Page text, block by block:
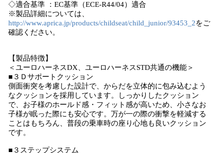
◇適合基準 ：EC基準（ECE-R44/04）適合
※製品詳細については、
http://www.aprica.jp/products/childseat/child_junior/93453_2をご
確認ください。
【製品特徴】
＜ユーロハーネスDX、ユーロハーネスSTD共通の機能＞
■３Ｄサポートクッション
側面衝突を考慮した設計で、からだを立体的に包み込むよう
なクッションを採用しています。しっかりしたクッション
で、お子様のホールド感・フィット感が高いため、小さなお
子様が眠った際にも安心です。万が一の際の衝撃を軽減する
ことはもちろん、普段の乗車時の座り心地も良いクッション
です。
■３ステップシステム